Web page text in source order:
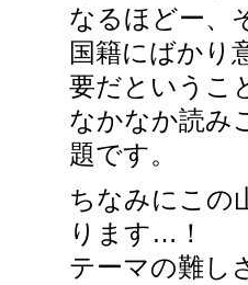
なるほどー、
国籍にばかり
要だというこ
なかなか読み
題です。
ちなみにこの
ります…！
テーマの難し